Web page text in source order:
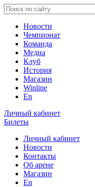
Новости
Чемпионат
Команда
Медиа
Клуб
История
Магазин
Winline
En
Личный кабинет
Билеты
Личный кабинет
Новости
Контакты
Об арене
Магазин
En